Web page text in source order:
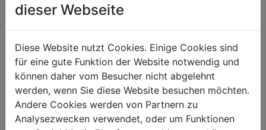
HARMONIE
Unser Sortiment steht für ein
schenken natürliche, stilvolle
Momente für harmonische Stunden
zu Hause – den Ort, an dem
Menschen sich geborgen fühlen und
positive Energie schöpfen.
Nicht immer ist der günstigste Preis
fair – im Hinblick auf unsere
Kalkulation, angemessene
Entlohnung und unsere
nachhaltigen, gewachsenen
Geschäftsbeziehungen.
dieser Webseite
Diese Website nutzt Cookies. Einige Cookies sind
für eine gute Funktion der Website notwendig und
können daher vom Besucher nicht abgelehnt
werden, wenn Sie diese Website besuchen möchten.
Andere Cookies werden von Partnern zu
Analysezwecken verwendet, oder um Funktionen